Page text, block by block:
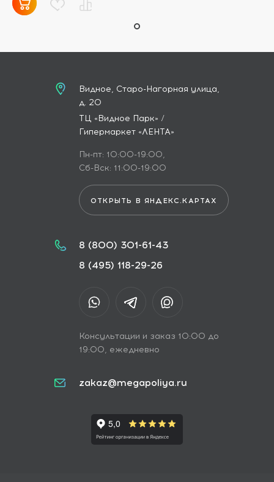
Видное, Старо-Нагорная улица,
д. 20
ТЦ «Видное Парк» /
Гипермаркет «ЛЕНТА»
Пн-пт: 10:00-19:00,
Сб-Вск: 11:00-19:00
ОТКРЫТЬ В ЯНДЕКС.КАРТАХ
8 (800) 301-61-43
8 (495) 118-29-26
Консультации и заказ 10:00 до
19:00, ежедневно
zakaz@megapoliya.ru